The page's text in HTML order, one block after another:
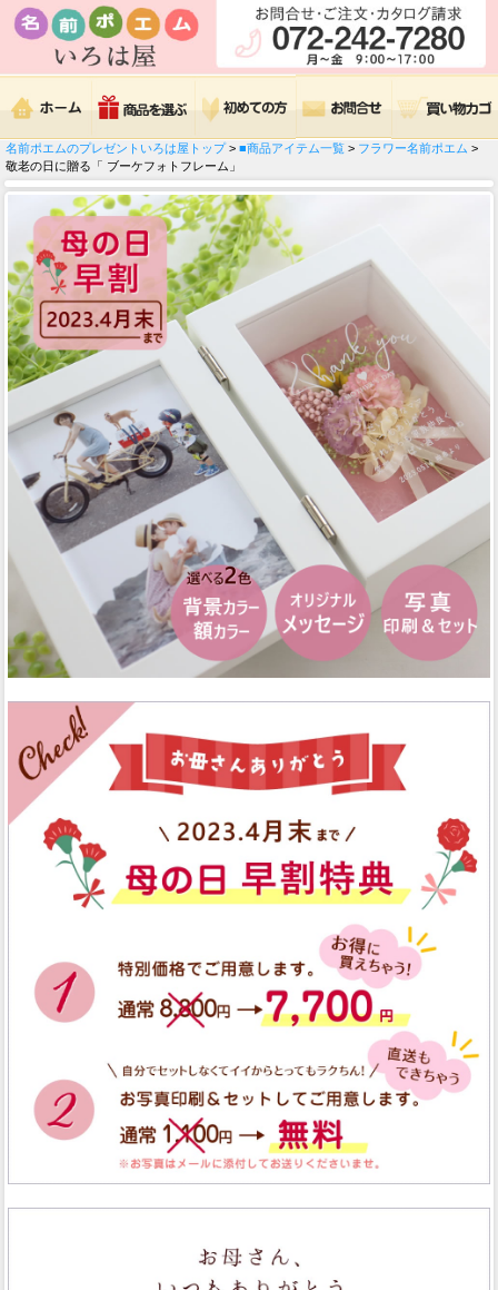
名前ポエムのプレゼントいろは屋トップ> ■商品アイテム一覧 > フラワー名前ポエム >
敬老の日に贈る「 ブーケフォトフレーム」